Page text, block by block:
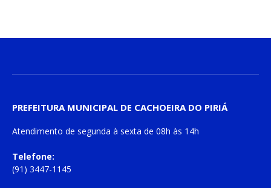
PREFEITURA MUNICIPAL DE CACHOEIRA DO PIRIÁ
Atendimento de segunda à sexta de 08h às 14h
Telefone:
(91) 3447-1145